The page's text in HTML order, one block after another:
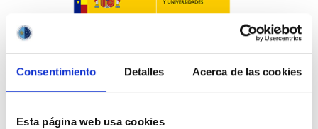
Consentimiento Detalles Acerca de las cookies
Esta página web usa cookies